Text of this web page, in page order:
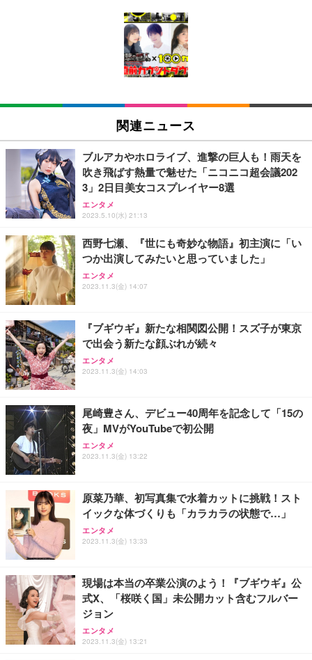
[EdoErgo] オフィスチェア 椅子 テレワーク 疲れな
い 跳ね上げ式アームレスト コンパクト 約105度ロッ
キング pc 事務椅子 360度回転 座面昇降 強化ナイロ
ン樹脂ベース 通気性メッシュ 在宅ワーク H-WY01
(黒網+黒枠+黒足)
SIHOO B100 オフィスチェア／デスクチェア メッシ
ュチェア 人間工学 疲れない ブラック
￥27,999
Sezlife オフィスチェア デスクチェア 疲れない テレ
ワーク チェア 強化バックレスト 30度ロッキング機
能 人間工学 椅子 腰サポート 90度跳ね上げ式アーム
レスト 3Dヘッドレスト ハンガー付き 高反発クッシ
務用 おしゃれ パソコンチェア (ブラック)
Sezlife オフィスチェア デスクチェア 疲れない テレ
ワーク チェア 強化バックレスト 30度ロッキング機
能 人間工学 椅子 腰サポート 90度跳ね上げ式アーム
務用 おしゃれ パソコンチェア (ホワイト)
ANDWINT オフィスチェア デスクチェア 肘なし メ
ッシュ 通気性 ランバーサポート付き 腰サポート ガ
ス圧無段階昇降 360度回転 キャスター付き コンパク
EIZO ビジネス向けプレミアムモニター | FlexScan
EV3240X-WT | 31.5型4K UHD・USB Type-C・ホワ
￥105,595
EIZO ビジネス向けプレミアムモニター | FlexScan
￥109,572
【純正品】27"ゲーミングモニター DualSense 充電
フック付き（CFI-ZDM1J）
￥49,979
【整備済み品】Dell E2724HS 27インチ 液晶モニタ
ー フルHD（1920×1080）VA 非光沢 HDMI/DisplayP
ort/VGA スピーカー内蔵 高さ調整 スイベル VESA対
【MiniLED/24.5inch/280Hz/FHD】GRAPHT THE S
HOOTER Gaming Monitor 24” Essential ゲーミン
グモニター QD 24.5インチ 1ms FHD 量子ドット 残
Amazonベーシック ペットシーツ 薄型 レギュラー 1
回使い捨て 無香料 ホワイト 300枚
Amazonベーシック ペットシーツ 厚型 ワイド 42枚
x2袋(84枚) ホワイト(吸収面:ライトブルー)
￥3,234
ネオ・ルーライフ ネオ・オムツ L 中型犬用 26枚入
り 単品
￥1,800
Smart Basic(スマートベーシック) 【Amazon.co.jp
限定】 Smart Basic アイリスオーヤマ ペットシーツ
超厚型 お徳用 ワイド 100枚入 (x 1) (ケース販売)
アイリスオーヤマ ペットシーツ 超厚型 お徳用 レギ
ュラー 200枚入【Amazon.co.jp限定】
関連ニュース
ブルアカやホロライブ、進撃の巨人も！雨天を
吹き飛ばす熱量で魅せた「ニコニコ超会議202
3」2日目美女コスプレイヤー8選
エンタメ
2023.5.10(水) 21:13
西野七瀬、『世にも奇妙な物語』初主演に「い
つか出演してみたいと思っていました」
エンタメ
2023.11.3(金) 14:07
『ブギウギ』新たな相関図公開！スズ子が東京
で出会う新たな顔ぶれが続々
エンタメ
2023.11.3(金) 14:03
尾崎豊さん、デビュー40周年を記念して「15の
夜」MVがYouTubeで初公開
エンタメ
2023.11.3(金) 13:22
原菜乃華、初写真集で水着カットに挑戦！スト
イックな体づくりも「カラカラの状態で…」
エンタメ
2023.11.3(金) 13:33
現場は本当の卒業公演のよう！『ブギウギ』公
式X、「桜咲く国」未公開カット含むフルバー
ジョン
エンタメ
2023.11.3(金) 13:21